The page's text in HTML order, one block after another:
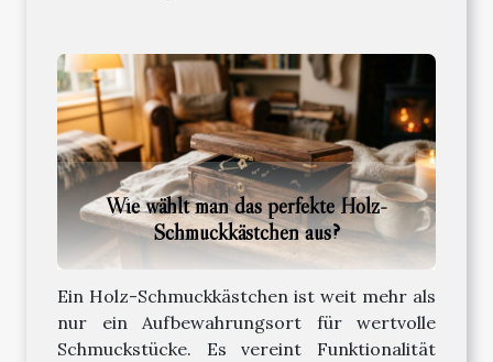
Wie wählt man das perfekte Holz-
Schmuckkästchen aus?
Ein Holz-Schmuckkästchen ist weit mehr als
nur ein Aufbewahrungsort für wertvolle
Schmuckstücke. Es vereint Funktionalität